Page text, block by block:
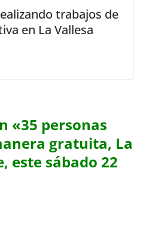
trabajos de
en La Vallesa
«35 personas
gratuita, La
este sábado 22